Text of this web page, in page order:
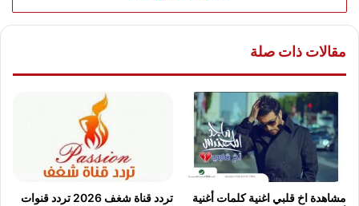
مقالات ذات صلة
مشاهدة اخ قلبي اغنية كلمات أغنية
تردد قناة شغف 2026 تردد قنوات